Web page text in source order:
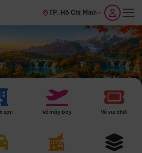
TP. Hồ Chí Minh
sạn Vé máy bay Vé vui chơi